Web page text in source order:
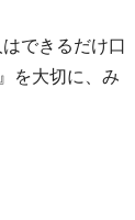
できるだけ口
を大切に、み